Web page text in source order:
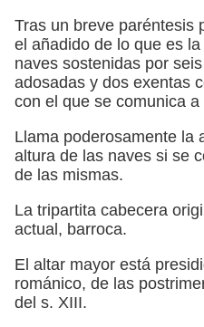
Tras un breve paréntesis
el añadido de lo que es
naves sostenidas por
adosadas y dos exentas
con el que se comunica
Llama poderosamente la
altura de las naves si se
de las mismas.
La tripartita cabecera
actual, barroca.
El altar mayor está
románico, de las
del s. XIII.